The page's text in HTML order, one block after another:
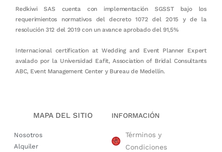
Redkiwi SAS cuenta con implementación SGSST bajo los
requerimientos normativos del decreto 1072 del 2015 y de la
resolución 312 del 2019 con un avance aprobado del 91,5%
Internacional certification at Wedding and Event Planner Expert
avalado por la Universidad Eafit, Association of Bridal Consultants
ABC, Event Management Center y Bureau de Medellín.
MAPA DEL SITIO
Nosotros
Alquiler
INFORMACIÓN
Términos y
Condiciones